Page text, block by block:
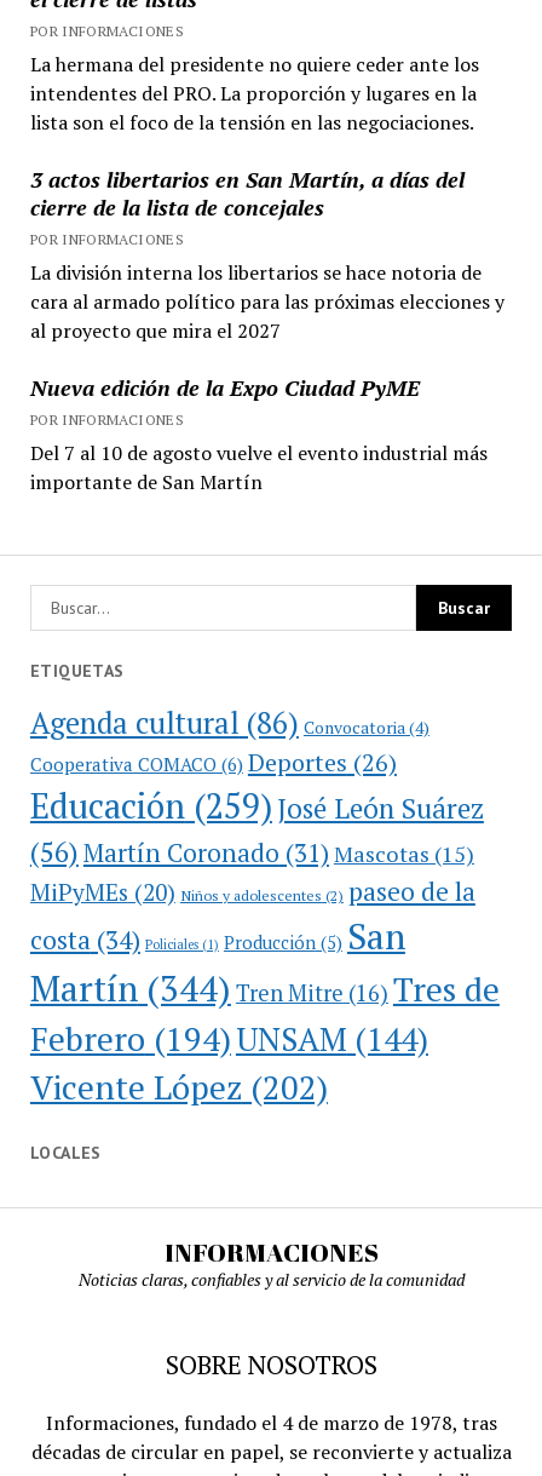
POR INFORMACIONES
La hermana del presidente no quiere ceder ante los
intendentes del PRO. La proporción y lugares en la
lista son el foco de la tensión en las negociaciones.
3 actos libertarios en San Martín, a días del
cierre de la lista de concejales
POR INFORMACIONES
La división interna los libertarios se hace notoria de
cara al armado político para las próximas elecciones y
al proyecto que mira el 2027
Nueva edición de la Expo Ciudad PyME
POR INFORMACIONES
Del 7 al 10 de agosto vuelve el evento industrial más
importante de San Martín
ETIQUETAS
Agenda cultural (86) Convocatoria (4)
Cooperativa COMACO(6) Deportes (26)
Educación(259)José León Suárez
(56)Martín Coronado (31) Mascotas (15)
MiPyMEs (20) Niños y adolescentes (2) paseo de la
costa(34) Policiales(1) Producción(5) San
Martín(344) Tren Mitre (16) Tres de
Febrero (194)UNSAM (144)
Vicente López (202)
LOCALES
INFORMACIONES
Noticias claras, confiables y al servicio de la comunidad
SOBRE NOSOTROS
Informaciones, fundado el 4 de marzo de 1978, tras
décadas de circular en papel, se reconvierte y actualiza